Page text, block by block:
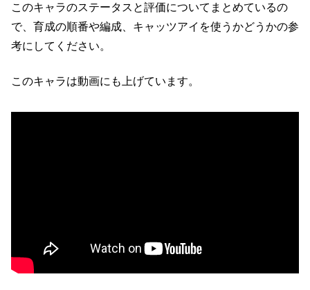
このキャラのステータスと評価についてまとめているの
で、育成の順番や編成、キャッツアイを使うかどうかの参
考にしてください。
このキャラは動画にも上げています。